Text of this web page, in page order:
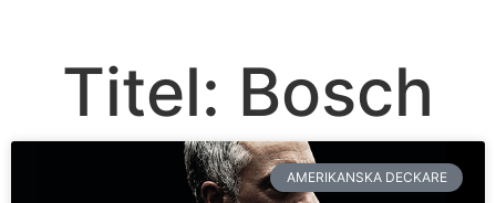
Titel: Bosch
AMERIKANSKA DECKARE